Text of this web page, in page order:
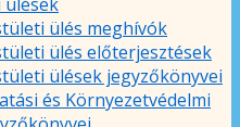
ülés meghívók
ülés előterjesztések
ülések jegyzőkönyvei
és Környezetvédelmi